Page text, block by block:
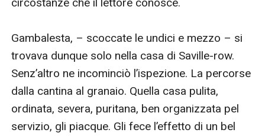
Gambalesta, – scoccate le undici e mezzo – si
trovava dunque solo nella casa di Saville-row.
Senz’altro ne incominciò l’ispezione. La percorse
dalla cantina al granaio. Quella casa pulita,
ordinata, severa, puritana, ben organizzata pel
servizio, gli piacque. Gli fece l’effetto di un bel